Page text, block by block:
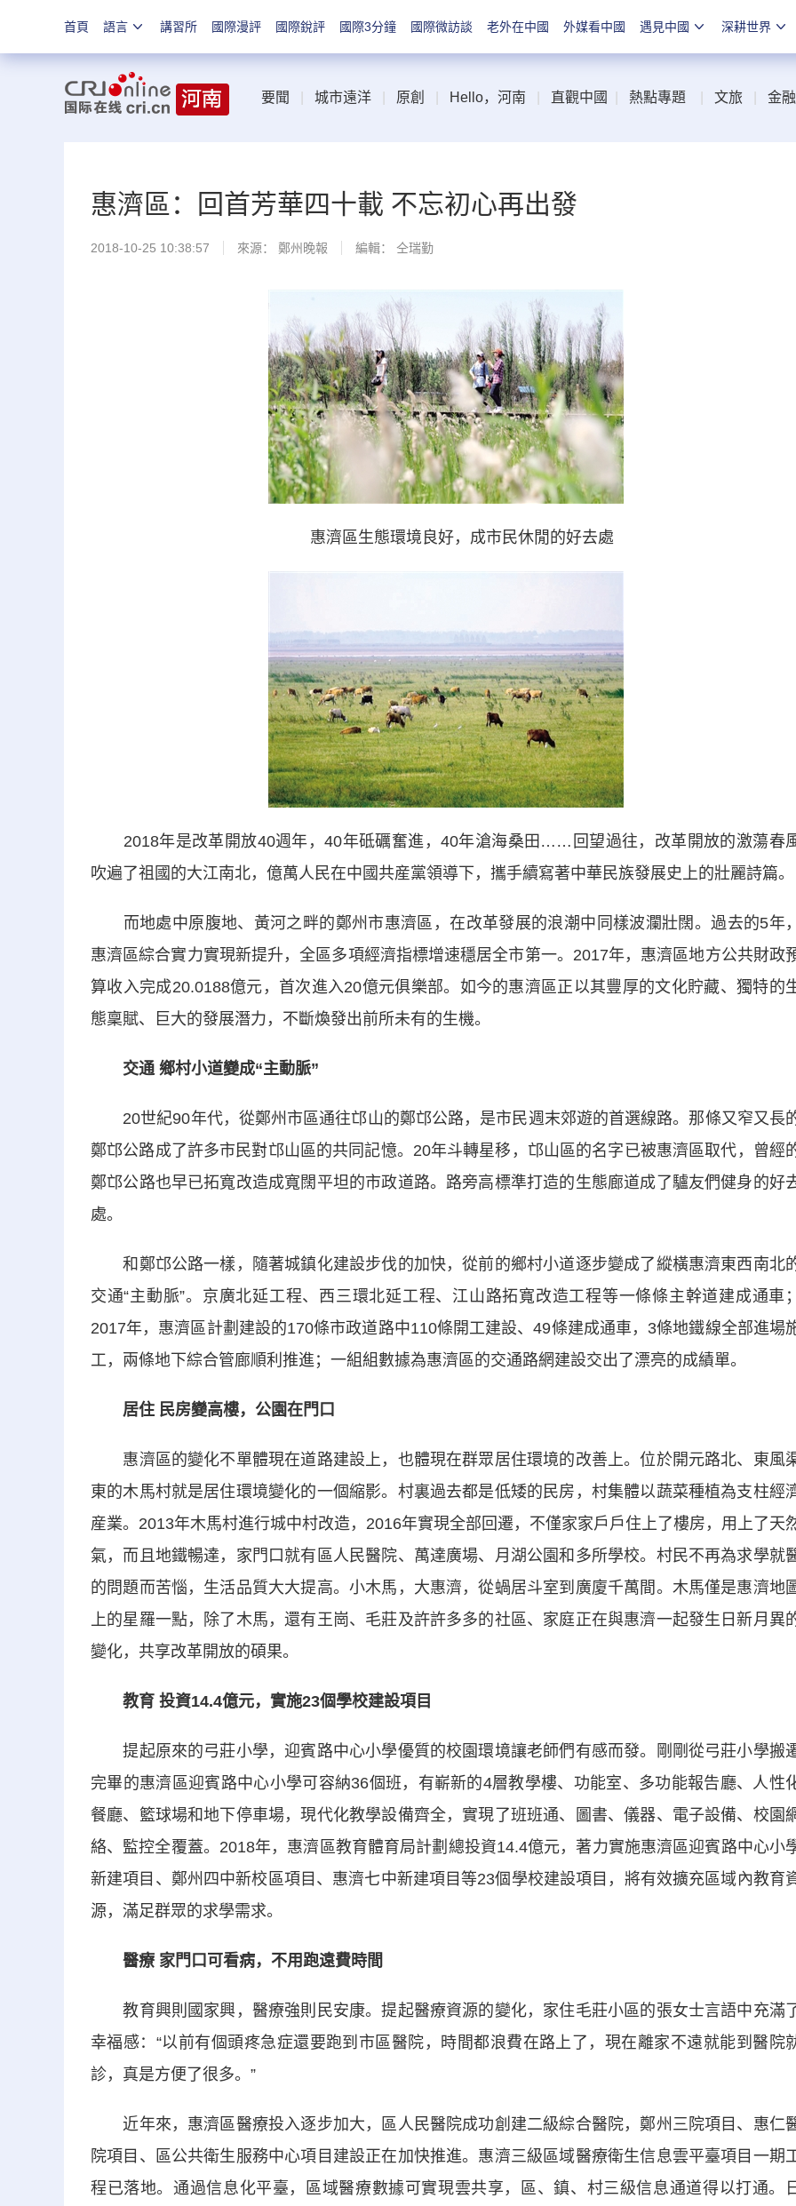
首頁 語言 講習所 國際漫評 國際銳評 國際3分鐘 國際微訪談 老外在中國 外媒看中國 遇見中國 深耕世界
要聞 城市遠洋 原創 Hello，河南 直觀中國 熱點專題 文旅 金融
惠濟區：回首芳華四十載 不忘初心再出發
2018-10-25 10:38:57 來源： 鄭州晚報 編輯： 仝瑞勤
惠濟區生態環境良好，成市民休閒的好去處
2018年是改革開放40週年，40年砥礪奮進，40年滄海桑田……回望過往，改革開放的激蕩春
吹遍了祖國的大江南北，億萬人民在中國共産黨領導下，攜手續寫著中華民族發展史上的壯麗詩篇。
而地處中原腹地、黃河之畔的鄭州市惠濟區，在改革發展的浪潮中同樣波瀾壯闊。過去的5年，
惠濟區綜合實力實現新提升，全區多項經濟指標增速穩居全市第一。2017年，惠濟區地方公共財政
算收入完成20.0188億元，首次進入20億元俱樂部。如今的惠濟區正以其豐厚的文化貯藏、獨特的
態稟賦、巨大的發展潛力，不斷煥發出前所未有的生機。
交通 鄉村小道變成“主動脈”
20世紀90年代，從鄭州市區通往邙山的鄭邙公路，是市民週末郊遊的首選線路。那條又窄又長
鄭邙公路成了許多市民對邙山區的共同記憶。20年斗轉星移，邙山區的名字已被惠濟區取代，曾經
鄭邙公路也早已拓寬改造成寬闊平坦的市政道路。路旁高標準打造的生態廊道成了驢友們健身的好
處。
和鄭邙公路一樣，隨著城鎮化建設步伐的加快，從前的鄉村小道逐步變成了縱橫惠濟東西南北
交通“主動脈”。京廣北延工程、西三環北延工程、江山路拓寬改造工程等一條條主幹道建成通車；
2017年，惠濟區計劃建設的170條市政道路中110條開工建設、49條建成通車，3條地鐵線全部進場
工，兩條地下綜合管廊順利推進；一組組數據為惠濟區的交通路網建設交出了漂亮的成績單。
居住 民房變高樓，公園在門口
惠濟區的變化不單體現在道路建設上，也體現在群眾居住環境的改善上。位於開元路北、東風
東的木馬村就是居住環境變化的一個縮影。村裏過去都是低矮的民房，村集體以蔬菜種植為支柱經
産業。2013年木馬村進行城中村改造，2016年實現全部回遷，不僅家家戶戶住上了樓房，用上了天
氣，而且地鐵暢達，家門口就有區人民醫院、萬達廣場、月湖公園和多所學校。村民不再為求學就
的問題而苦惱，生活品質大大提高。小木馬，大惠濟，從蝸居斗室到廣廈千萬間。木馬僅是惠濟地
上的星羅一點，除了木馬，還有王崗、毛莊及許許多多的社區、家庭正在與惠濟一起發生日新月異
變化，共享改革開放的碩果。
教育 投資14.4億元，實施23個學校建設項目
提起原來的弓莊小學，迎賓路中心小學優質的校園環境讓老師們有感而發。剛剛從弓莊小學搬
完畢的惠濟區迎賓路中心小學可容納36個班，有嶄新的4層教學樓、功能室、多功能報告廳、人性
餐廳、籃球場和地下停車場，現代化教學設備齊全，實現了班班通、圖書、儀器、電子設備、校園
絡、監控全覆蓋。2018年，惠濟區教育體育局計劃總投資14.4億元，著力實施惠濟區迎賓路中心小
新建項目、鄭州四中新校區項目、惠濟七中新建項目等23個學校建設項目，將有效擴充區域內教育
源，滿足群眾的求學需求。
醫療 家門口可看病，不用跑遠費時間
教育興則國家興，醫療強則民安康。提起醫療資源的變化，家住毛莊小區的張女士言語中充滿
幸福感：“以前有個頭疼急症還要跑到市區醫院，時間都浪費在路上了，現在離家不遠就能到醫院
診，真是方便了很多。”
近年來，惠濟區醫療投入逐步加大，區人民醫院成功創建二級綜合醫院，鄭州三院項目、惠仁
院項目、區公共衛生服務中心項目建設正在加快推進。惠濟三級區域醫療衛生信息雲平臺項目一期
程已落地。通過信息化平臺，區域醫療數據可實現雲共享，區、鎮、村三級信息通道得以打通。